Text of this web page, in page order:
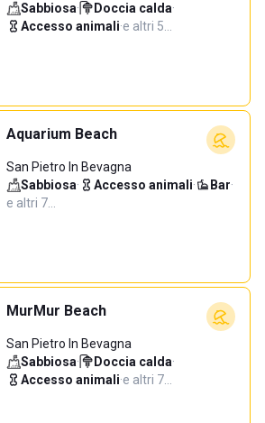
Sabbiosa· Doccia calda·
Accesso animali·e altri 5…
Aquarium Beach
San Pietro In Bevagna
Sabbiosa· Accesso animali· Bar·
e altri 7…
MurMur Beach
San Pietro In Bevagna
Sabbiosa· Doccia calda·
Accesso animali·e altri 7…